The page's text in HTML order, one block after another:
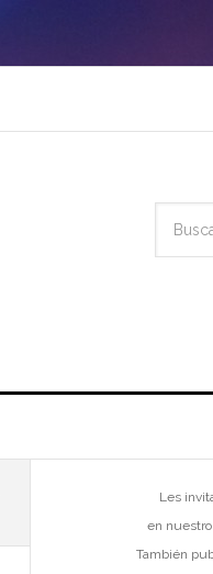
Les
en nuestro
También